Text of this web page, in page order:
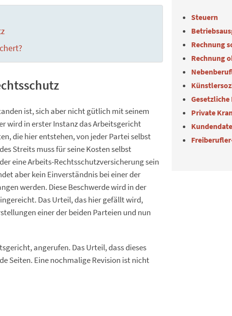
ist, sich aber nicht gütlich mit seinem
wird in erster Instanz das Arbeitsgericht
die hier entstehen, von jeder Partei selbst
Streits muss für seine Kosten selbst
eine Arbeits-Rechtsschutzversicherung sein
aber kein Einverständnis bei einer der
werden. Diese Beschwerde wird in der
Das Urteil, das hier gefällt wird,
einer der beiden Parteien und nun
angerufen. Das Urteil, dass dieses
Seiten. Eine nochmalige Revision ist nicht
Steuern
Rechnung
Rechnung
Private